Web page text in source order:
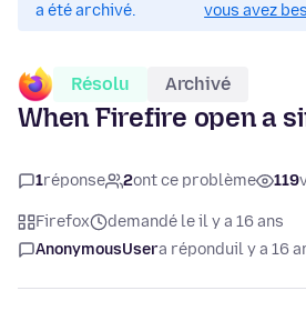
a été archivé.
vous avez
Résolu Archivé
When Firefire open a
1réponse 2ont ce problème 119
Firefox
demandé le il y a 16 ans
AnonymousUsera réponduil y a 16